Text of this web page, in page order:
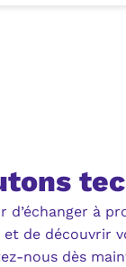
d’échanger à
de découvrir
nous dès